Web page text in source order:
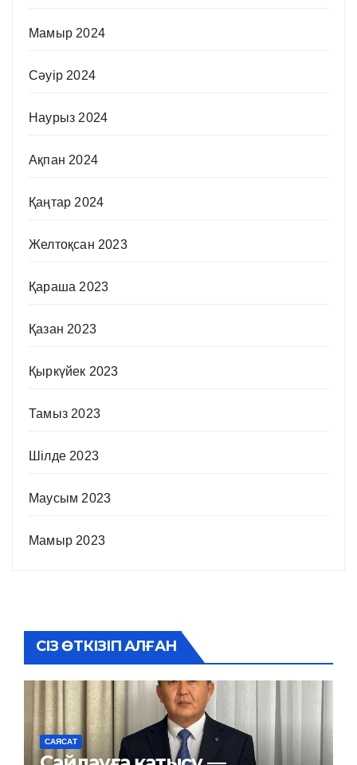
Мамыр 2024
Сәуір 2024
Наурыз 2024
Ақпан 2024
Қаңтар 2024
Желтоқсан 2023
Қараша 2023
Қазан 2023
Қыркүйек 2023
Тамыз 2023
Шілде 2023
Маусым 2023
Мамыр 2023
СІЗ ӨТКІЗІП АЛҒАН
САЯСАТ